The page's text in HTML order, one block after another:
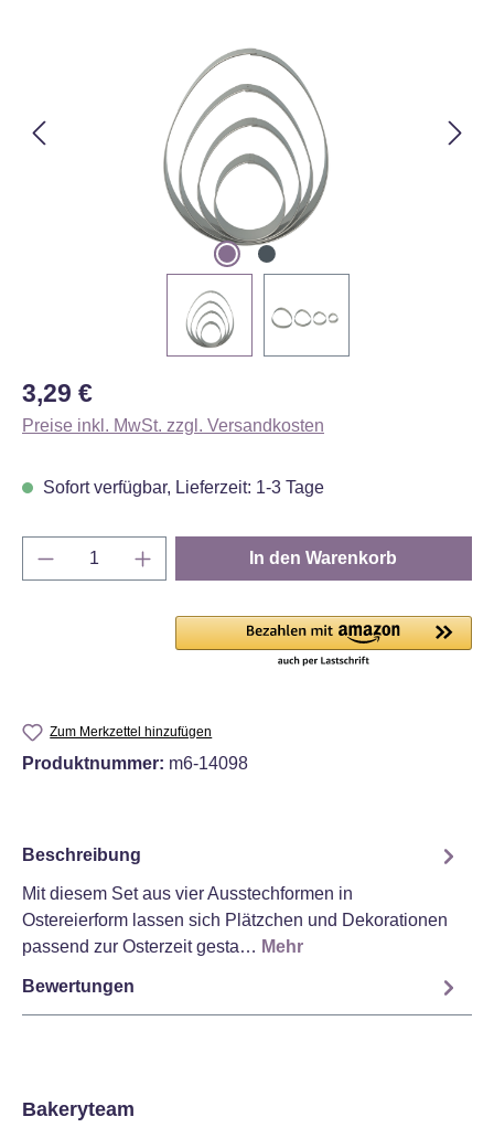
Regulärer Preis:
3,29 €
Preise inkl. MwSt. zzgl. Versandkosten
Sofort verfügbar, Lieferzeit: 1-3 Tage
Produkt Anzahl: Gib den gewünschten
In den Warenkorb
Zum Merkzettel hinzufügen
Produktnummer: m6-14098
Beschreibung
Mit diesem Set aus vier Ausstechformen in
Ostereierform lassen sich Plätzchen und Dekorationen
passend zur Osterzeit gesta… Mehr
Bewertungen
Bakeryteam